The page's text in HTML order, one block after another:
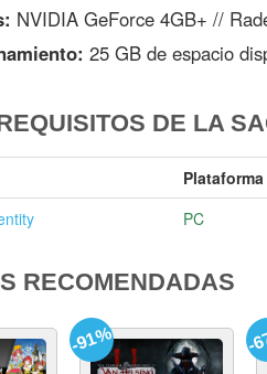
NVIDIA GeForce 4GB+ //
25 GB de espacio
DE LA
Plataforma
PC
RECOMENDADAS
-91% -